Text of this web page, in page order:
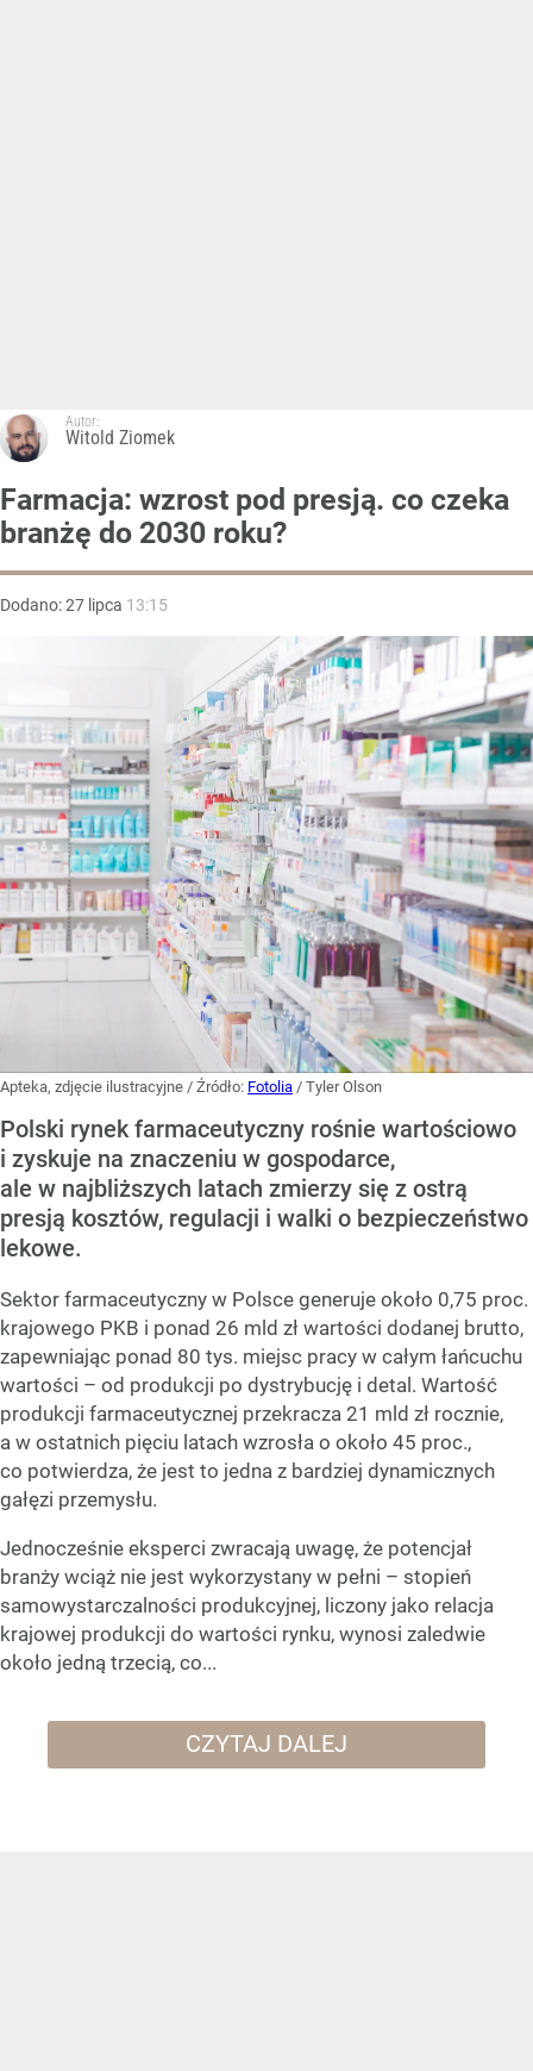
Autor:
Witold Ziomek
Farmacja: wzrost pod presją. co czeka
branżę do 2030 roku?
Dodano:27 lipca 13:15
Apteka, zdjęcie ilustracyjne / Źródło: Fotolia / Tyler Olson
Polski rynek farmaceutyczny rośnie wartościowo
i zyskuje na znaczeniu w gospodarce,
ale w najbliższych latach zmierzy się z ostrą
presją kosztów, regulacji i walki o bezpieczeństwo
lekowe.
Sektor farmaceutyczny w Polsce generuje około 0,75 proc.
krajowego PKB i ponad 26 mld zł wartości dodanej brutto,
zapewniając ponad 80 tys. miejsc pracy w całym łańcuchu
wartości – od produkcji po dystrybucję i detal. Wartość
produkcji farmaceutycznej przekracza 21 mld zł rocznie,
a w ostatnich pięciu latach wzrosła o około 45 proc.,
co potwierdza, że jest to jedna z bardziej dynamicznych
gałęzi przemysłu.
Jednocześnie eksperci zwracają uwagę, że potencjał
branży wciąż nie jest wykorzystany w pełni – stopień
samowystarczalności produkcyjnej, liczony jako relacja
krajowej produkcji do wartości rynku, wynosi zaledwie
około jedną trzecią, co...
CZYTAJ DALEJ